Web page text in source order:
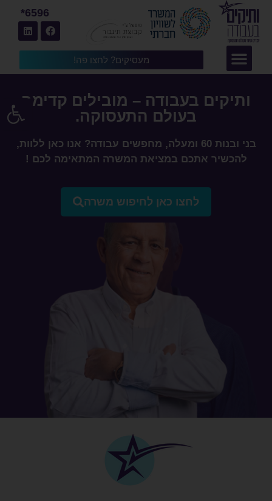
מעסיקים? לחצו פה!
6596*
ותיקים בעבודה – מובילים קדימה
בעולם התעסוקה.
בני ובנות 60 ומעלה, מחפשים עבודה? אנו כאן ללוות,
להכשיר אתכם במציאת המשרה המתאימה לכם !
לחצו כאן לחיפוש משרה